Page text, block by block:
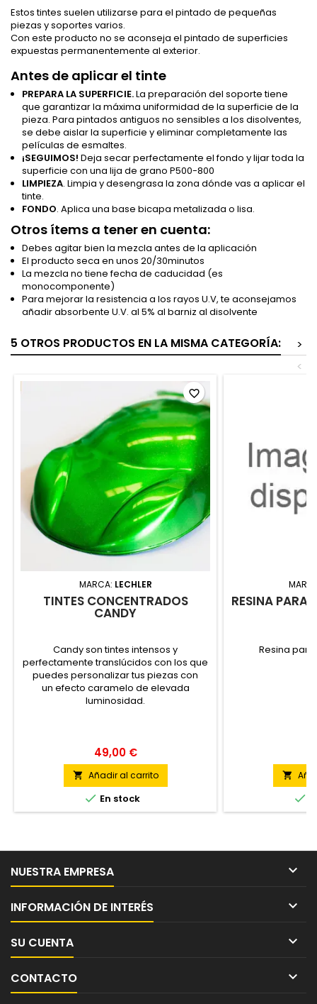
Estos tintes suelen utilizarse para el pintado de pequeñas
piezas y soportes varios.
Con este producto no se aconseja el pintado de superficies
expuestas permanentemente al exterior.
Antes de aplicar el tinte
PREPARA LA SUPERFICIE.La preparación del soporte tiene
que garantizar la máxima uniformidad de la superficie de la
pieza. Para pintados antiguos no sensibles a los disolventes,
se debe aislar la superficie y eliminar completamente las
películas de esmaltes.
¡SEGUIMOS! Deja secar perfectamente el fondo y lijar toda la
superficie con una lija de grano P500-800
LIMPIEZA. Limpia y desengrasa la zona dónde vas a aplicar el
tinte.
FONDO. Aplica una base bicapa metalizada o lisa.
Otros ítems a tener en cuenta:
Debes agitar bien la mezcla antes de la aplicación
El producto seca en unos 20/30minutos
La mezcla no tiene fecha de caducidad (es
monocomponente)
Para mejorar la resistencia a los rayos U.V, te aconsejamos
añadir absorbente U.V. al 5% al barniz al disolvente
5 OTROS PRODUCTOS EN LA MISMA CATEGORÍA:
>
<
MARCA: LECHLER
TINTES CONCENTRADOS
CANDY
Candy son tintes intensos y
perfectamente translúcidos con los que
puedes personalizar tus piezas con
un efecto caramelo de elevada
luminosidad.
49,00 €
 Añadir al carrito
 En stock
favorite_border
RESINA PARA
Resina


NUESTRA EMPRESA 
INFORMACIÓN DE INTERÉS 
SU CUENTA 
CONTACTO 